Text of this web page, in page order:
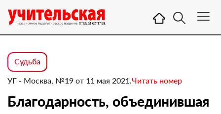
Судьба
УГ - Москва, №19 от 11 мая 2021.Читать номер
Благодарность, объединившая